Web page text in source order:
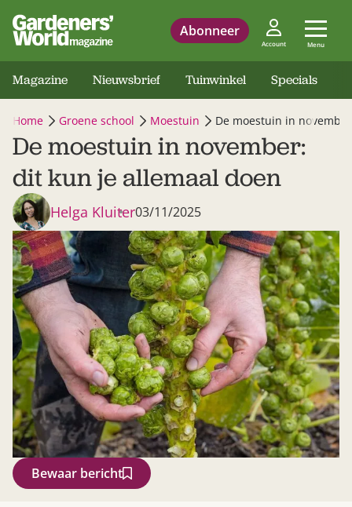
Abonneer
Account Menu
Magazine Nieuwsbrief Tuinwinkel Specials
Home Groene school Moestuin De moestuin in
De moestuin in november:
dit kun je allemaal doen
Helga Kluiter03/11/2025
Bewaar bericht